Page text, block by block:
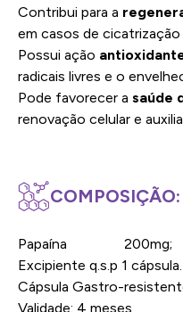
Contribui para a
em casos de
Possui ação
radicais livres e o
Pode favorecer a saúde
renovação celular e
COMPOSIÇÃO:
Papaína 200mg;
Excipiente q.s.p 1 cápsula.
Cápsula Gastro-
Validade: 4 meses